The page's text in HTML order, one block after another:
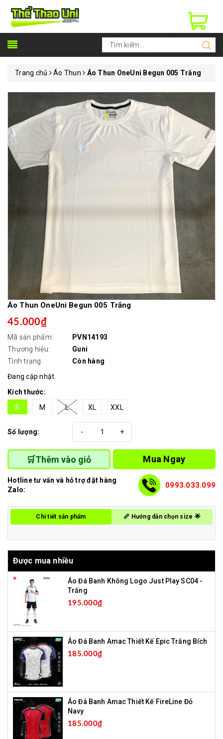
Trang chủ Áo Thun Áo Thun OneUni Begun 005 Trắng
Áo Thun OneUni Begun 005 Trắng
45.000₫
Mã sản phẩm:
PVN14193
Thương hiệu:
Guni
Tình trạng:
Còn hàng
Đang cập nhật
Kích thước:
S
M L XL XXL
Số lượng: +
-
🛒Thêm vào giỏ Mua Ngay
Hotline tư vấn và hỗ trợ đặt hàng
Zalo:
0993.033.099
Chi tiết sản phẩm 📏 Hướng dẫn chọn size 🌟
Được mua nhiều
Áo Đá Banh Không Logo Just Play SC04 -
Trắng
195.000₫
Áo Đá Banh Amac Thiết Kế Epic Trắng Bích
185.000₫
Áo Đá Banh Amac Thiết Kế FireLine Đỏ
Navy
185.000₫